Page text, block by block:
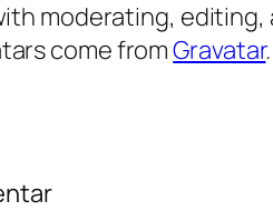
moderating,
come fromGravatar.